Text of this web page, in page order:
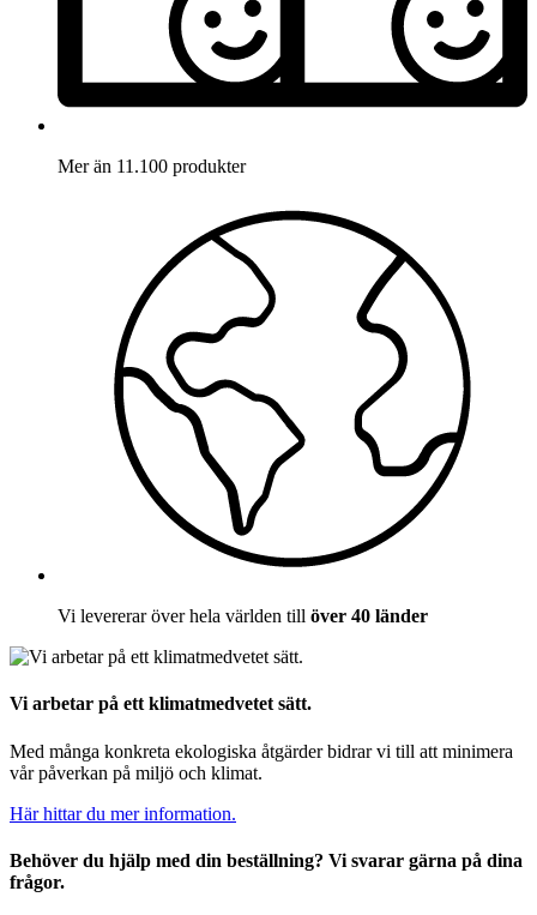
Mer än 11.100 produkter
Vi levererar över hela världen till över 40 länder
Vi arbetar på ett klimatmedvetet sätt.
Med många konkreta ekologiska åtgärder bidrar vi till att minimera
vår påverkan på miljö och klimat.
Här hittar du mer information.
Behöver du hjälp med din beställning? Vi svarar gärna på dina
frågor.